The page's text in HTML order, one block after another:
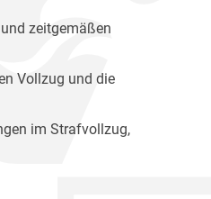
zeitgemäßen
Vollzug und die
im Strafvollzug,